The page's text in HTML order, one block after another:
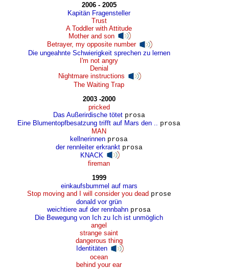
2006 - 2005
Kapitän Fragensteller
Trust
A Toddler with Attitude
Mother and son
Betrayer, my opposite number
Die ungeahnte Schwierigkeit sprechen zu lernen
I'm not angry
Denial
Nightmare instructions
The Waiting Trap
2003 -2000
pricked
Das Außerirdische tötet prosa
Eine Blumentopfbesatzung trifft auf Mars den ..
prosa
MAN
kellnerinnen prosa
der rennleiter erkrankt prosa
KNACK
fireman
1999
einkaufsbummel auf mars
Stop moving and I will consider you dead prose
donald vor grün
weichtiere auf der rennbahn prosa
Die Bewegung von Ich zu Ich ist unmöglich
angel
strange saint
dangerous thing
Identitäten
ocean
behind your ear